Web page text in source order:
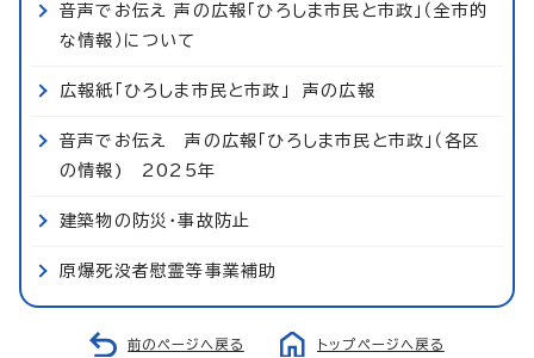
音声でお伝え 声の広報「ひろしま市民と市政」（全市的
な情報）について
広報紙「ひろしま市民と市政」 声の広報
音声でお伝え 声の広報「ひろしま市民と市政」（各区
の情報) 2025年
建築物の防災・事故防止
原爆死没者慰霊等事業補助
前のページへ戻る トップページへ戻る